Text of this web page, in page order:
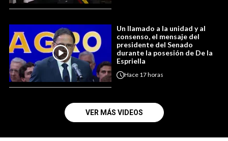
Un llamado a la unidad y al
consenso, el mensaje del
presidente del Senado
durante la posesión de De la
Espriella
Hace 17 horas
VER MÁS VIDEOS